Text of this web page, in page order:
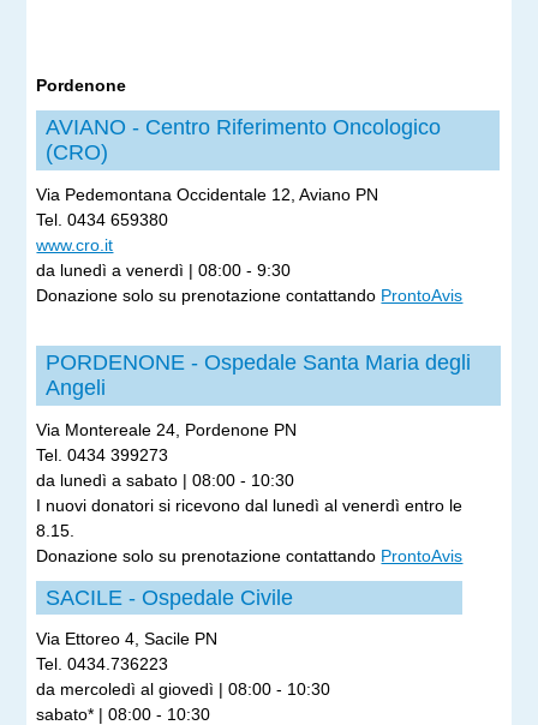
Pordenone
AVIANO - Centro Riferimento Oncologico
(CRO)
Via Pedemontana Occidentale 12, Aviano PN
Tel. 0434 659380
www.cro.it
da lunedì a venerdì | 08:00 - 9:30
Donazione solo su prenotazione contattando ProntoAvis
PORDENONE - Ospedale Santa Maria degli
Angeli
Via Montereale 24, Pordenone PN
Tel. 0434 399273
da lunedì a sabato | 08:00 - 10:30
I nuovi donatori si ricevono dal lunedì al venerdì entro le
8.15.
Donazione solo su prenotazione contattando ProntoAvis
SACILE - Ospedale Civile
Via Ettoreo 4, Sacile PN
Tel. 0434.736223
da mercoledì al giovedì | 08:00 - 10:30
sabato* | 08:00 - 10:30